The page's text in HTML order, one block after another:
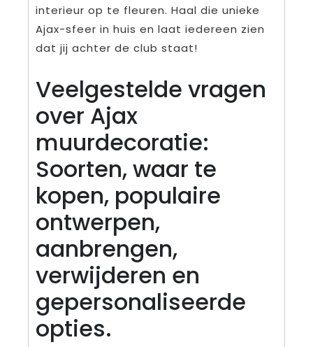
interieur op te fleuren. Haal die unieke
Ajax-sfeer in huis en laat iedereen zien
dat jij achter de club staat!
Veelgestelde vragen
over Ajax
muurdecoratie:
Soorten, waar te
kopen, populaire
ontwerpen,
aanbrengen,
verwijderen en
gepersonaliseerde
opties.